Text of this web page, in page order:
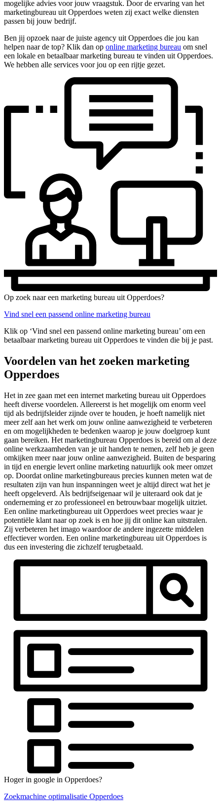
mogelijke advies voor jouw vraagstuk. Door de ervaring van het
marketingbureau uit Opperdoes weten zij exact welke diensten
passen bij jouw bedrijf.
Ben jij opzoek naar de juiste agency uit Opperdoes die jou kan
helpen naar de top? Klik dan op online marketing bureau om snel
een lokale en betaalbaar marketing bureau te vinden uit Opperdoes.
We hebben alle services voor jou op een rijtje gezet.
Op zoek naar een marketing bureau uit Opperdoes?
Vind snel een passend online marketing bureau
Klik op ‘Vind snel een passend online marketing bureau’ om een
betaalbaar marketing bureau uit Opperdoes te vinden die bij je past.
Voordelen van het zoeken marketing
Opperdoes
Het in zee gaan met een internet marketing bureau uit Opperdoes
heeft diverse voordelen. Allereerst is het mogelijk om enorm veel
tijd als bedrijfsleider zijnde over te houden, je hoeft namelijk niet
meer zelf aan het werk om jouw online aanwezigheid te verbeteren
en om mogelijkheden te bedenken waarop je jouw doelgroep kunt
gaan bereiken. Het marketingbureau Opperdoes is bereid om al deze
online werkzaamheden van je uit handen te nemen, zelf heb je geen
omkijken meer naar jouw online aanwezigheid. Buiten de besparing
in tijd en energie levert online marketing natuurlijk ook meer omzet
op. Doordat online marketingbureaus precies kunnen meten wat de
resultaten zijn van hun inspanningen weet je altijd direct wat het je
heeft opgeleverd. Als bedrijfseigenaar wil je uiteraard ook dat je
onderneming er zo professioneel en betrouwbaar mogelijk uitziet.
Een online marketingbureau uit Opperdoes weet precies waar je
potentiële klant naar op zoek is en hoe jij dit online kan uitstralen.
Zij verbeteren het imago waardoor de andere ingezette middelen
effectiever worden. Een online marketingbureau uit Opperdoes is
dus een investering die zichzelf terugbetaald.
Hoger in google in Opperdoes?
Zoekmachine optimalisatie Opperdoes